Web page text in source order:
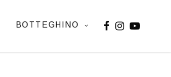
BOTTEGHINO